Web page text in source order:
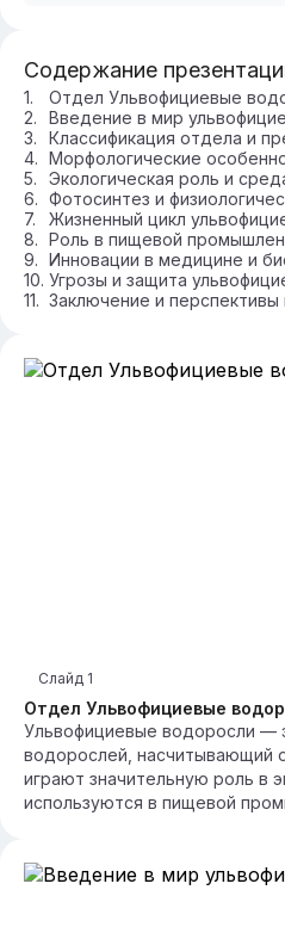
Содержание
Отдел Ульвофициевые
Введение в мир
Классификация отдела и
Морфологические
Экологическая роль и
Фотосинтез и
Жизненный цикл
Роль в пищевой
Инновации в медицине и
Угрозы и защита
Заключение и перспективы
Отдел Ульвофициевые
Слайд 1
Ульвофициевые водоросли —
водорослей, насчитывающий
играют значительную роль в
используются в пищевой